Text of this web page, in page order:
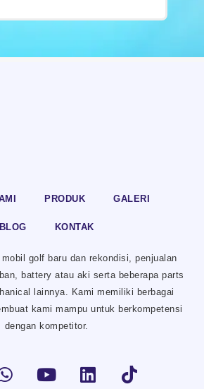
PRODUK GALERI
BLOG KONTAK
golf baru dan rekondisi, penjualan
battery atau aki serta beberapa parts
lainnya. Kami memiliki berbagai
kami mampu untuk berkompetensi
dengan kompetitor.